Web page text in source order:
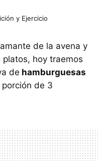
y Ejercicio
de la avena y
hoy traemos
de hamburguesas
de 3